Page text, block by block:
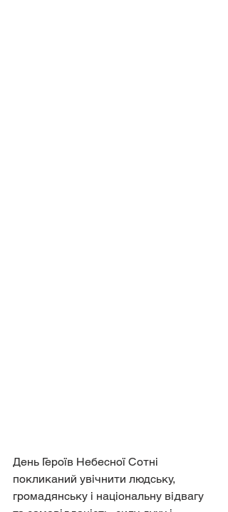
День Героїв Небесної Сотні
покликаний увічнити людську,
громадянську і національну відвагу